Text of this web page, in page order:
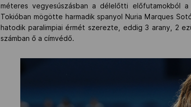
méteres vegyesúszásban a délelőtti
Tokióban mögötte harmadik spanyol Nuria Marques
hatodik paralimpiai érmét szerezte, eddig 3 arany, 2
számban ő a címvédő.